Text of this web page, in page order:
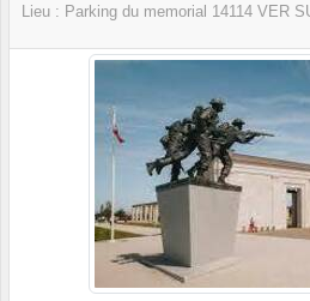
Lieu : Parking du memorial 14114 VER